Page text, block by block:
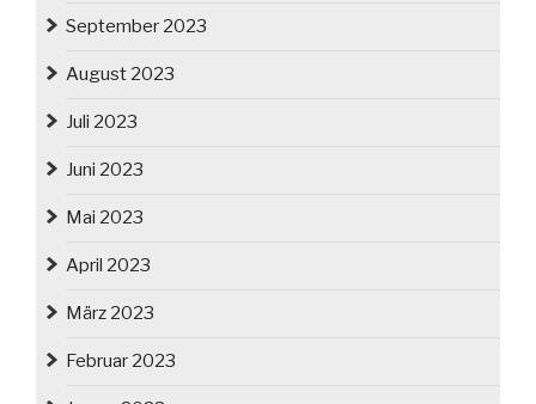
September 2023
August 2023
Juli 2023
Juni 2023
Mai 2023
April 2023
März 2023
Februar 2023